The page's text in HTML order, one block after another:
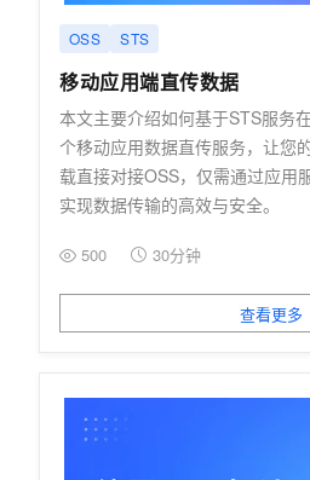
OSS STS
移动应用端直传数据
本文主要介绍如何基于STS服务
个移动应用数据直传服务，让您
载直接对接OSS，仅需通过应用
实现数据传输的高效与安全。
500 30分钟
查看更多